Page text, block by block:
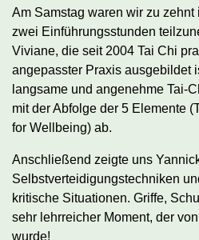
Am Samstag waren wir zu zehnt
zwei Einführungsstunden
Viviane, die seit 2004 Tai Chi
angepasster Praxis ausgebildet
langsame und angenehme Tai-
mit der Abfolge der 5 Elemente
for Wellbeing) ab.
Anschließend zeigte uns
Selbstverteidigungstechniken
kritische Situationen. Griffe,
sehr lehrreicher Moment, der
wurde!